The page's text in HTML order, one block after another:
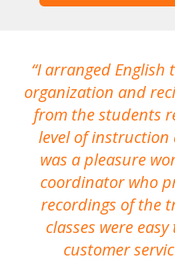
I arranged English
organization and
from the students
level of
was a pleasure
coordinator who
recordings of the
classes were
customer